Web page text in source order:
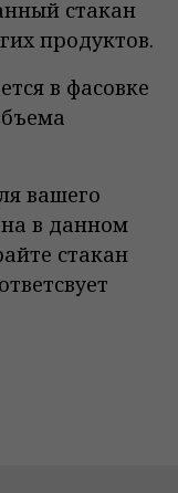
стакан
продуктов.
в фасовке
вашего
в данном
стакан